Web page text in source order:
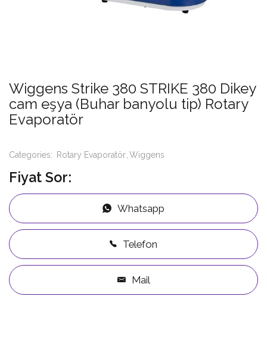
Wiggens Strike 380 STRIKE 380 Dikey
cam eşya (Buhar banyolu tip) Rotary
Evaporatör
Categories: Rotary Evaporatör Wiggens
Fiyat Sor:
Whatsapp
Telefon
Mail